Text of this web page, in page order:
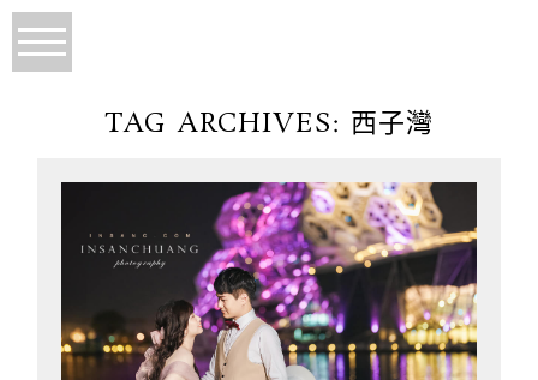
TAG ARCHIVES: 西子灣